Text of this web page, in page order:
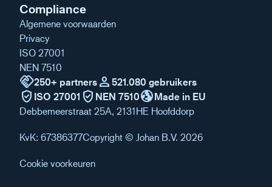
Compliance
Algemene voorwaarden
Privacy
ISO 27001
NEN 7510
handshake250+ partners person 521.080 gebruikers
verified_user ISO 27001 verified_user NEN 7510globe_ukMade in EU
Debbemeerstraat 25A, 2131HE Hoofddorp
KvK: 67386377Copyright © Johan B.V. 2026
Cookie voorkeuren